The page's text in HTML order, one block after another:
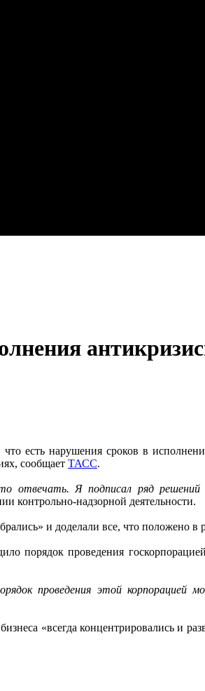
есть нарушения сроков в
сообщает ТАСС.
отвечать. Я подписал ряд решений
контрольно-надзорной деятельности.
и доделали все, что положено в
порядок проведения
проведения этой корпорацией
«всегда концентрировались и